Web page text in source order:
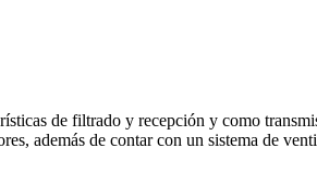
de filtrado y recepción y como
además de contar con un sistema de